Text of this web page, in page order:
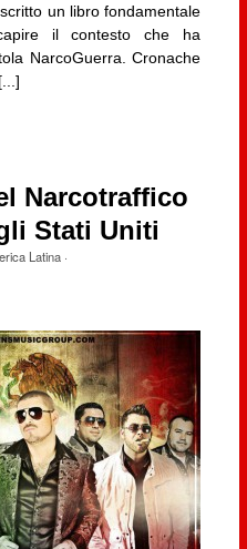
un libro fondamentale
il contesto che ha
NarcoGuerra. Cronache
Narcotraffico
Stati Uniti
Latina·